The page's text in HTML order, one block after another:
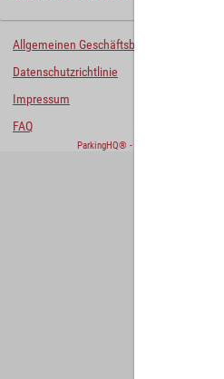
Allgemeinen Geschäftsbedingungen
Datenschutzrichtlinie
Impressum
FAQ
ParkingHQ® - eine Lösung von